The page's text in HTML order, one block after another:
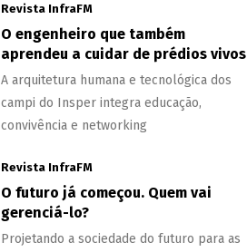
Revista InfraFM
O engenheiro que também
aprendeu a cuidar de prédios vivos
A arquitetura humana e tecnológica dos
campi do Insper integra educação,
convivência e networking
Revista InfraFM
O futuro já começou. Quem vai
gerenciá-lo?
Projetando a sociedade do futuro para as